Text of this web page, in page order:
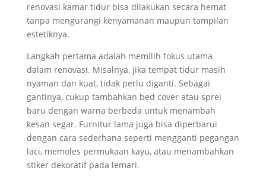
renovasi kamar tidur bisa dilakukan secara hemat
tanpa mengurangi kenyamanan maupun tampilan
estetiknya.
Langkah pertama adalah memilih fokus utama
dalam renovasi. Misalnya, jika tempat tidur masih
nyaman dan kuat, tidak perlu diganti. Sebagai
gantinya, cukup tambahkan bed cover atau sprei
baru dengan warna berbeda untuk menambah
kesan segar. Furnitur lama juga bisa diperbarui
dengan cara sederhana seperti mengganti pegangan
laci, memoles permukaan kayu, atau menambahkan
stiker dekoratif pada lemari.